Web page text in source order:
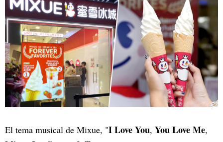
El tema musical de Mixue, "I Love You, You Love Me,